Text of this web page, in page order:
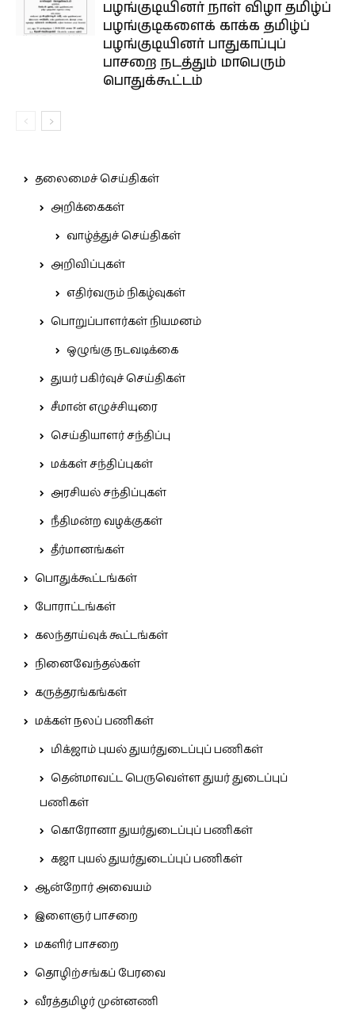
பழங்குடியினர் நாள் விழா தமிழ்ப்
பழங்குடிகளைக் காக்க தமிழ்ப்
பழங்குடியினர் பாதுகாப்புப்
பாசறை நடத்தும் மாபெரும்
பொதுக்கூட்டம்
தலைமைச் செய்திகள்
அறிக்கைகள்
வாழ்த்துச் செய்திகள்
அறிவிப்புகள்
எதிர்வரும் நிகழ்வுகள்
பொறுப்பாளர்கள் நியமனம்
ஒழுங்கு நடவடிக்கை
துயர் பகிர்வுச் செய்திகள்
சீமான் எழுச்சியுரை
செய்தியாளர் சந்திப்பு
மக்கள் சந்திப்புகள்
அரசியல் சந்திப்புகள்
நீதிமன்ற வழக்குகள்
தீர்மானங்கள்
பொதுக்கூட்டங்கள்
போராட்டங்கள்
கலந்தாய்வுக் கூட்டங்கள்
நினைவேந்தல்கள்
கருத்தரங்கங்கள்
மக்கள் நலப் பணிகள்
மிக்ஜாம் புயல் துயர்துடைப்புப் பணிகள்
தென்மாவட்ட பெருவெள்ள துயர் துடைப்புப்
பணிகள்
கொரோனா துயர்துடைப்புப் பணிகள்
கஜா புயல் துயர்துடைப்புப் பணிகள்
ஆன்றோர் அவையம்
இளைஞர் பாசறை
மகளிர் பாசறை
தொழிற்சங்கப் பேரவை
வீரத்தமிழர் முன்னணி